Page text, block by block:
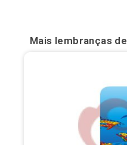
Benidorm
Mais lembranças de